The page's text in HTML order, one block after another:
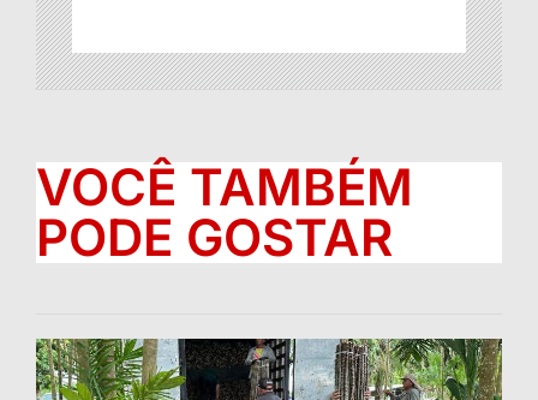
VOCÊ TAMBÉM
PODE GOSTAR